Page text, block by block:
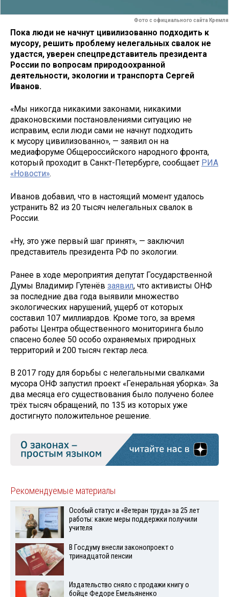
Фото с официального сайта Кремля
Пока люди не начнут цивилизованно подходить к
мусору, решить проблему нелегальных свалок не
удастся, уверен спецпредставитель президента
России по вопросам природоохранной
деятельности, экологии и транспорта Сергей
Иванов.
«Мы никогда никакими законами, никакими
драконовскими постановлениями ситуацию не
исправим, если люди сами не начнут подходить
к мусору цивилизованно», — заявил он на
медиафоруме Общероссийского народного фронта,
который проходит в Санкт-Петербурге, сообщает РИА
«Новости».
Иванов добавил, что в настоящий момент удалось
устранить 82 из 20 тысяч нелегальных свалок в
России.
«Ну, это уже первый шаг принят», — заключил
представитель президента РФ по экологии.
Ранее в ходе мероприятия депутат Государственной
Думы Владимир Гутенёв заявил, что активисты ОНФ
за последние два года выявили множество
экологических нарушений, ущерб от которых
составил 107 миллиардов. Кроме того, за время
работы Центра общественного мониторинга было
спасено более 50 особо охраняемых природных
территорий и 200 тысяч гектар леса.
В 2017 году для борьбы с нелегальными свалками
мусора ОНФ запустил проект «Генеральная уборка». За
два месяца его существования было получено более
трёх тысяч обращений, по 135 из которых уже
достигнуто положительное решение.
Рекомендуемые материалы
Особый статус и «Ветеран труда» за 25 лет
работы: какие меры поддержки получили
учителя
В Госдуму внесли законопроект о
тринадцатой пенсии
Издательство сняло с продажи книгу о
бойце Федоре Емельяненко